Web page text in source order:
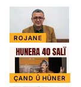
ROJANE
ÇAND Û HÛNER